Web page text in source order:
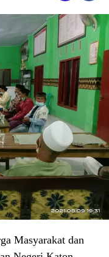
Masyarakat dan